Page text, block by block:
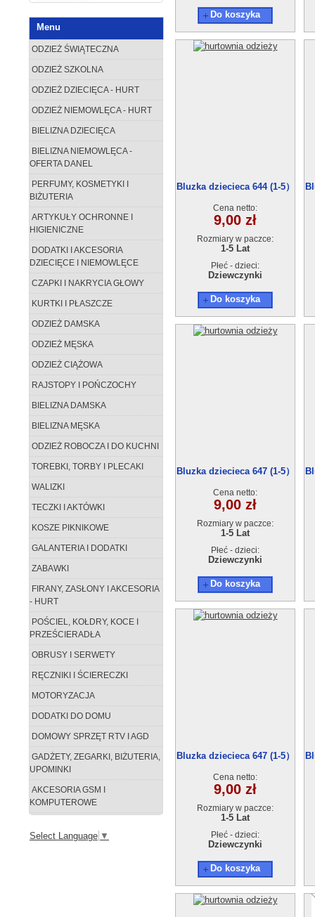
Menu
ODZIEŻ ŚWIĄTECZNA
ODZIEŻ SZKOLNA
ODZIEŻ DZIECIĘCA - HURT
ODZIEŻ NIEMOWLĘCA - HURT
BIELIZNA DZIECIĘCA
BIELIZNA NIEMOWLĘCA -
OFERTA DANEL
PERFUMY, KOSMETYKI I
BIŻUTERIA
ARTYKUŁY OCHRONNE I
HIGIENICZNE
DODATKI I AKCESORIA
DZIECIĘCE I NIEMOWLĘCE
CZAPKI I NAKRYCIA GŁOWY
KURTKI I PŁASZCZE
ODZIEŻ DAMSKA
ODZIEŻ MĘSKA
ODZIEŻ CIĄŻOWA
RAJSTOPY I POŃCZOCHY
BIELIZNA DAMSKA
BIELIZNA MĘSKA
ODZIEŻ ROBOCZA I DO KUCHNI
TOREBKI, TORBY I PLECAKI
WALIZKI
TECZKI I AKTÓWKI
KOSZE PIKNIKOWE
GALANTERIA I DODATKI
ZABAWKI
FIRANY, ZASŁONY I AKCESORIA
- HURT
POŚCIEL, KOŁDRY, KOCE I
PRZEŚCIERADŁA
OBRUSY I SERWETY
RĘCZNIKI I ŚCIERECZKI
MOTORYZACJA
DODATKI DO DOMU
DOMOWY SPRZĘT RTV I AGD
GADŻETY, ZEGARKI, BIŻUTERIA,
UPOMINKI
AKCESORIA GSM I
KOMPUTEROWE
Select Language ▼
Do koszyka
Bluzka dziecieca 644 (1-5）
Cena netto:
9,00 zł
Rozmiary w paczce:
1-5 Lat
Płeć - dzieci:
Dziewczynki
Do koszyka
Bluzka dziecieca 647 (1-5）
Cena netto:
9,00 zł
Rozmiary w paczce:
1-5 Lat
Płeć - dzieci:
Dziewczynki
Do koszyka
Bluzka dziecieca 647 (1-5）
Cena netto:
9,00 zł
Rozmiary w paczce:
1-5 Lat
Płeć - dzieci:
Dziewczynki
Do koszyka